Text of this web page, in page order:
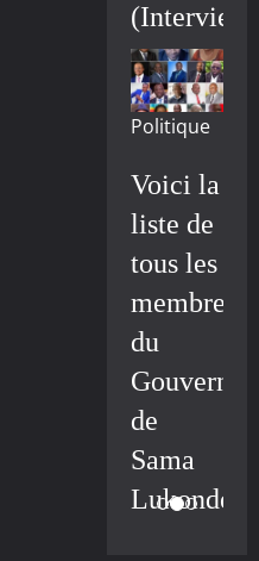
(Interview)
Politique
Voici la
liste de
tous les
membres
du
de
Sama
Lukonde